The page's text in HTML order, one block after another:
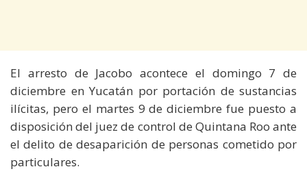
El arresto de Jacobo acontece el domingo 7 de
diciembre en Yucatán por portación de sustancias
ilícitas, pero el martes 9 de diciembre fue puesto a
disposición del juez de control de Quintana Roo ante
el delito de desaparición de personas cometido por
particulares.